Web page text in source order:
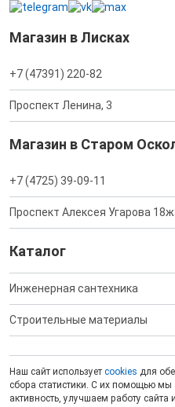
Магазин в Лисках
+7 (47391) 220-82
Проспект Ленина, 3
Магазин в Старом
+7 (4725) 39-09-11
Проспект Алексея Угарова 18ж
Каталог
Инженерная сантехника
Строительные материалы
Наш сайт использует cookies для
сбора статистики. С их помощью мы
активность, улучшаем работу